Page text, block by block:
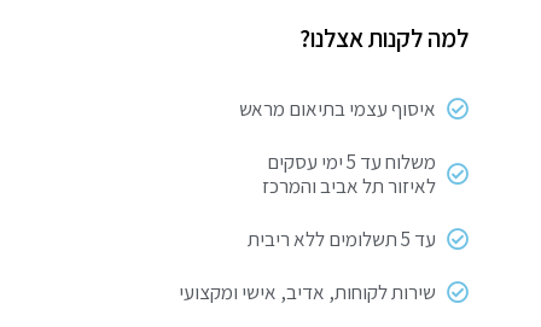
Selmor
צבע
למה לקנות אצלנו?
איסוף עצמי בתיאום מראש
משלוח עד 5 ימי עסקים
לאיזור תל אביב והמרכז
עד 5 תשלומים ללא ריבית
שירות לקוחות, אדיב, אישי ומקצועי